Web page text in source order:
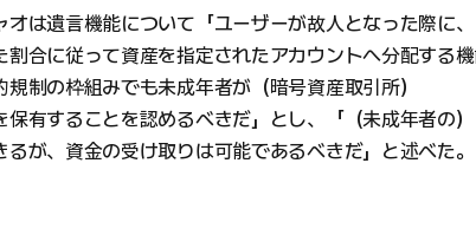
オは遺言機能について「ユーザーが故人となった際に、
割合に従って資産を指定されたアカウントへ分配する機
規制の枠組みでも未成年者が（暗号資産取引所）
保有することを認めるべきだ」とし、「（未成年者の）
るが、資金の受け取りは可能であるべきだ」と述べた。